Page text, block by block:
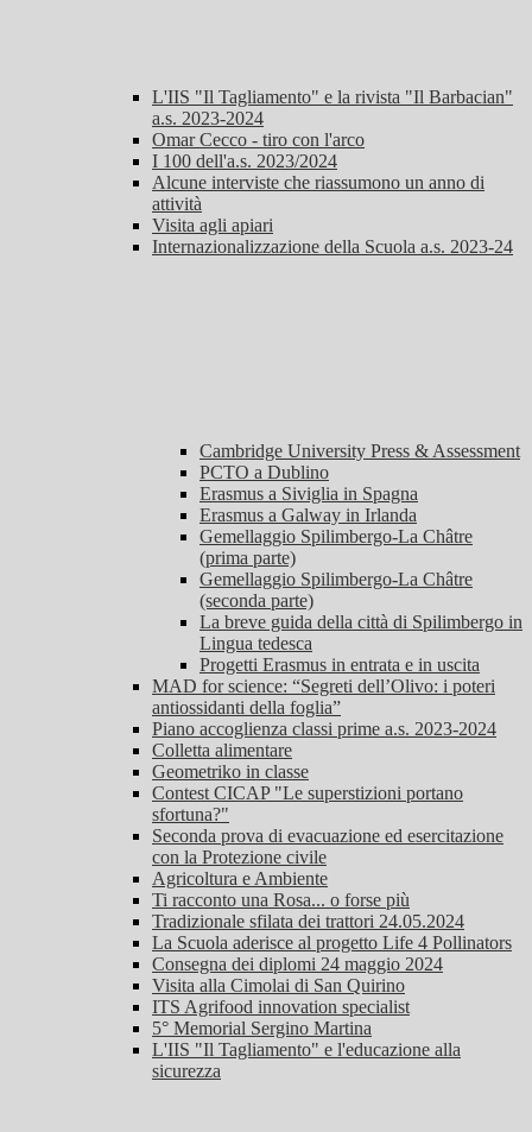
L'IIS "Il Tagliamento" e la rivista "Il Barbacian"
a.s. 2023-2024
Omar Cecco - tiro con l'arco
I 100 dell'a.s. 2023/2024
Alcune interviste che riassumono un anno di
attività
Visita agli apiari
Internazionalizzazione della Scuola a.s. 2023-24
Cambridge University Press & Assessment
PCTO a Dublino
Erasmus a Siviglia in Spagna
Erasmus a Galway in Irlanda
Gemellaggio Spilimbergo-La Châtre
(prima parte)
Gemellaggio Spilimbergo-La Châtre
(seconda parte)
La breve guida della città di Spilimbergo in
Lingua tedesca
Progetti Erasmus in entrata e in uscita
MAD for science: “Segreti dell’Olivo: i poteri
antiossidanti della foglia”
Piano accoglienza classi prime a.s. 2023-2024
Colletta alimentare
Geometriko in classe
Contest CICAP "Le superstizioni portano
sfortuna?"
Seconda prova di evacuazione ed esercitazione
con la Protezione civile
Agricoltura e Ambiente
Ti racconto una Rosa... o forse più
Tradizionale sfilata dei trattori 24.05.2024
La Scuola aderisce al progetto Life 4 Pollinators
Consegna dei diplomi 24 maggio 2024
Visita alla Cimolai di San Quirino
ITS Agrifood innovation specialist
5° Memorial Sergino Martina
L'IIS "Il Tagliamento" e l'educazione alla
sicurezza